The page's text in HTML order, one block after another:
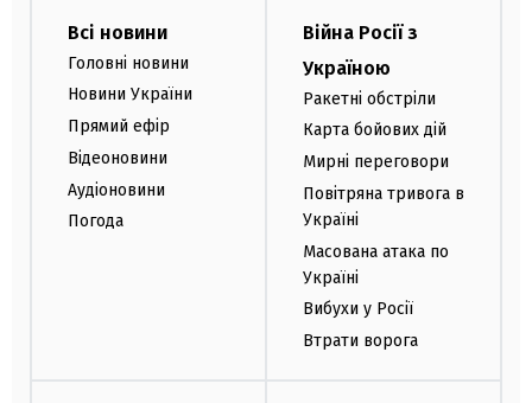
Всі новини
Головні новини
Новини України
Прямий ефір
Відеоновини
Аудіоновини
Погода
Війна Росії з
Україною
Ракетні обстріли
Карта бойових дій
Мирні переговори
Повітряна тривога в
Україні
Масована атака по
Україні
Вибухи у Росії
Втрати ворога